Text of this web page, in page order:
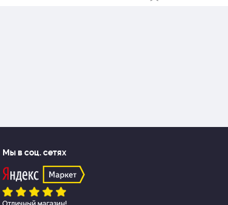
Мы в соц. сетях